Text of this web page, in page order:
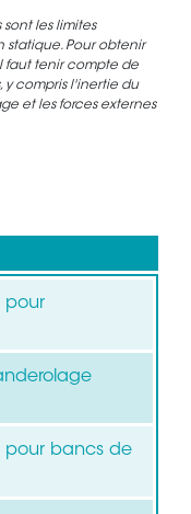
les limites
statique. Pour obtenir
faut tenir compte de
y compris l'inertie du
et les forces externes
pour
pour bancs de